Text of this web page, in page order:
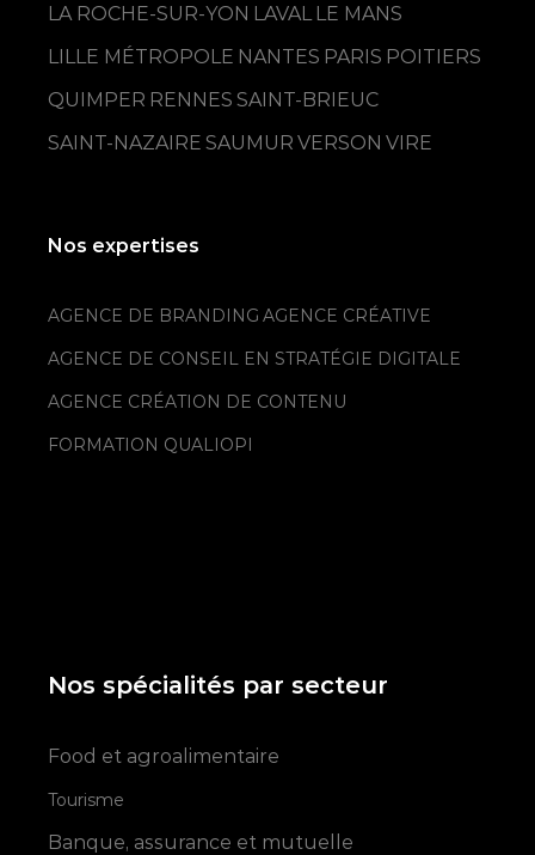
Nos spécialités par secteur
Food et agroalimentaire
Tourisme
Banque, assurance et mutuelle
LA ROCHE-SUR-YON LAVAL LE MANS
LILLE MÉTROPOLE NANTES PARIS POITIERS
QUIMPER RENNES SAINT-BRIEUC
SAINT-NAZAIRE SAUMUR VERSON VIRE
Nos expertises
AGENCE DE BRANDING AGENCE CRÉATIVE
AGENCE DE CONSEIL EN STRATÉGIE DIGITALE
AGENCE CRÉATION DE CONTENU
FORMATION QUALIOPI